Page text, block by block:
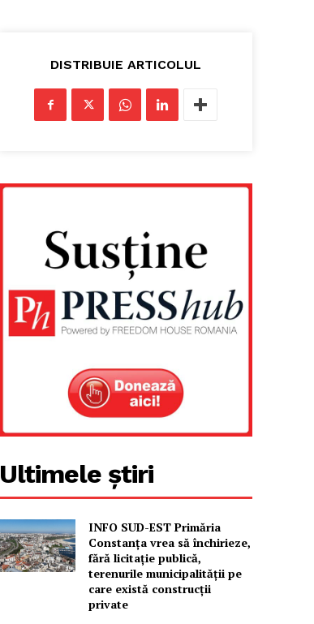
DISTRIBUIE ARTICOLUL
Ultimele știri
INFO SUD-EST Primăria
Constanța vrea să închirieze,
fără licitație publică,
terenurile municipalității pe
care există construcții
private